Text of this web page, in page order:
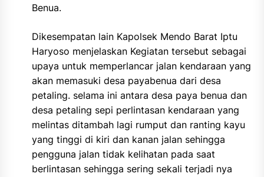
Benua.
Dikesempatan lain Kapolsek Mendo Barat Iptu
Haryoso menjelaskan Kegiatan tersebut sebagai
upaya untuk memperlancar jalan kendaraan yang
akan memasuki desa payabenua dari desa
petaling. selama ini antara desa paya benua dan
desa petaling sepi perlintasan kendaraan yang
melintas ditambah lagi rumput dan ranting kayu
yang tinggi di kiri dan kanan jalan sehingga
pengguna jalan tidak kelihatan pada saat
berlintasan sehingga sering sekali terjadi nya